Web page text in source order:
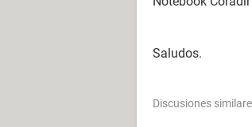
Saludos.
Discusiones